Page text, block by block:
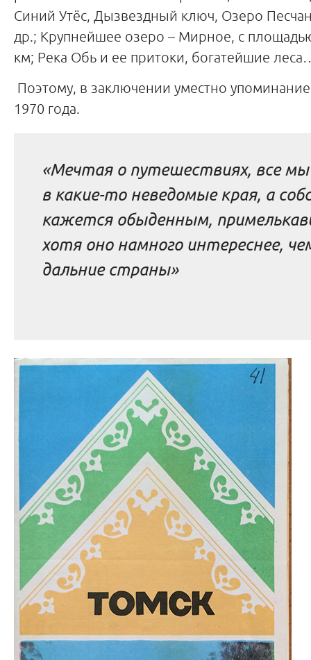
Синий Утёс, Дызвездный ключ, Озеро
др.; Крупнейшее озеро – Мирное, с
км; Река Обь и ее притоки, богатейшие
Поэтому, в заключении уместно
1970 года.
«Мечтая о путешествиях, все
в какие-то неведомые края, а
кажется обыденным,
хотя оно намного интереснее,
дальние страны»